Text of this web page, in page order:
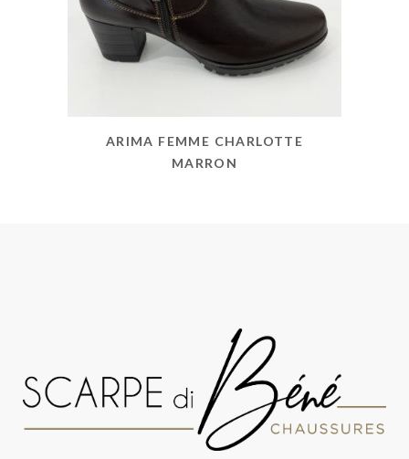
ARIMA FEMME CHARLOTTE
MARRON